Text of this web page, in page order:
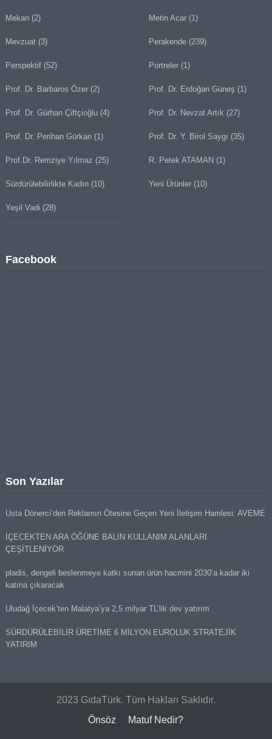
Mekan(2) Metin Acar (1)
Mevzuat(3) Perakende (239)
Perspektif(52) Portreler (1)
Prof. Dr. Barbaros Özer(2) Prof. Dr. Erdoğan Güneş (1)
Prof. Dr. Gürhan Çiftçioğlu(4) Prof. Dr. Nevzat Artık (27)
Prof. Dr. Perihan Gürkan(1) Prof. Dr. Y. Birol Saygı (35)
Prof.Dr. Remziye Yılmaz (25) R. Petek ATAMAN (1)
Sürdürülebilirlikte Kadın(10) Yeni Ürünler (10)
Yeşil Vadi (28)
Facebook
Son Yazılar
Usta Dönerci’den Reklamın Ötesine Geçen Yeni İletişim Hamlesi: AVEME
İÇECEKTEN ARA ÖĞÜNE BALIN KULLANIM ALANLARI
ÇEŞİTLENİYOR
pladis, dengeli beslenmeye katkı sunan ürün hacmini 2030’a kadar iki
katına çıkaracak
Uludağ İçecek’ten Malatya’ya 2,5 milyar TL’lik dev yatırım
SÜRDÜRÜLEBİLİR ÜRETİME 6 MİLYON EUROLUK STRATEJİK
YATIRIM
2023 GıdaTürk. Tüm Hakları Saklıdır.
Önsöz
Matuf Nedir?